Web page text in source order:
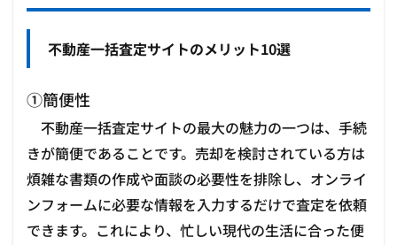
不動産一括査定サイトのメリット10選
①簡便性
不動産一括査定サイトの最大の魅力の一つは、手続
きが簡便であることです。売却を検討されている方は
煩雑な書類の作成や面談の必要性を排除し、オンライ
ンフォームに必要な情報を入力するだけで査定を依頼
できます。これにより、忙しい現代の生活に合った便